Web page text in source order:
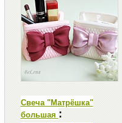
Свеча "Матрёшка"
большая :